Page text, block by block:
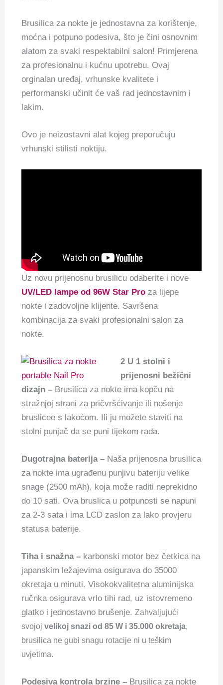
Brusilica za nokte je jednostavna za korištenje,
moćna i potpuno podesiva, što je čini osnovnim
alatom za svaki respektabilni salon! Primjerena
za profesionalnu i kućnu upotrebu. Ovaj
orginalan uređaj, vrhunske kvalitete i
performanski učinit će vaš rad jednostavnim i
lakim.
Ovo je neizostavni alat kojeg preporučuju
vrhunski stilisti noktiju.
Uz novu prijenosnu brusilicu odaberite i nove
UV/LED lampe od 96W Star Pro za lijepe
nokte i zadovoljne klijente. Savršena
kombinacija za svaki profesionalni salon za
nokte.
2 U 1 stolni i
prijenosni bežični
dizajn – Brusilica za nokte ima kopču na
stražnjoj strani za pričvršćivanje ili nošenje
bruslicee s lakoćom. Ili ju možete staviti na
stolni punjač da se puni tijekom rada.
Dugotrajna baterija – Naša prijenosna brusilica
za nokte ima ugrađenu punjivu bateriju velike
snage (2500 mAh), koja može raditi neprekidno
do 10 sati. Ova bruslica u potpunosti se napuni
za 2-3 sata i ima LCD zaslon za lako provjeru
statusa baterije.
Tiha i snažna – karbonski motor bez četkica na
japanskim ležajevima osigurava do 35000
okretaja u minuti. Visokokvalitetna aluminijska
ručnka osigurava vrlo tihi rad, uz istovremeno
glatko i jednostavno brušenje.Zahvaljujući
svojojvelikoj snazi od 85 W i 35.000 okretaja,
brusilica ne gubi snagu rotacije ni u teškim
uvjetima.
Podesiva kontrola brzine – Brusilica za nokte